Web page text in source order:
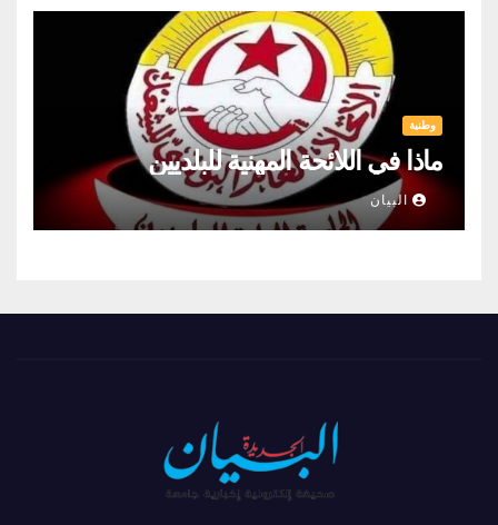
وطنية
ماذا في اللائحة المهنية للبلديين
البيان